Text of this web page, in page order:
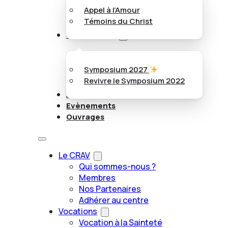
Appel à l’Amour
Témoins du Christ
Symposiums
Symposium 2027
Revivre le Symposium 2022
Articles
Evènements
Ouvrages
Le CRAV
Qui sommes-nous ?
Membres
Nos Partenaires
Adhérer au centre
Vocations
Vocation à la Sainteté